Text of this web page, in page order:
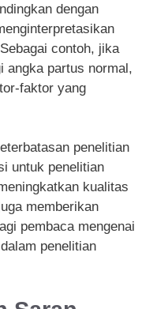
dengan
contoh, jika
angka partus normal,
faktor yang
penelitian
untuk penelitian
kualitas
memberikan
pembaca mengenai
penelitian